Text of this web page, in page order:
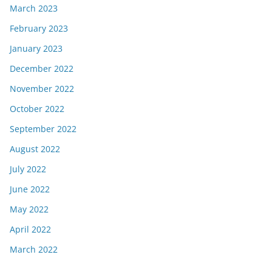
March 2023
February 2023
January 2023
December 2022
November 2022
October 2022
September 2022
August 2022
July 2022
June 2022
May 2022
April 2022
March 2022